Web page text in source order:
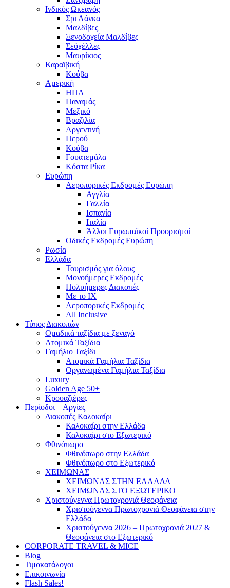
Ινδικός Ωκεανός
Σρι Λάνκα
Μαλδίβες
Ξενοδοχεία Μαλδίβες
Σεϋχέλλες
Μαυρίκιος
Καραϊβική
Κούβα
Αμερική
ΗΠΑ
Παναμάς
Μεξικό
Βραζιλία
Αργεντινή
Περού
Κούβα
Γουατεμάλα
Κόστα Ρίκα
Ευρώπη
Αεροπορικές Εκδρομές Ευρώπη
Αγγλία
Γαλλία
Ισπανία
Ιταλία
Άλλοι Ευρωπαϊκοί Προορισμοί
Οδικές Εκδρομές Ευρώπη
Ρωσία
Ελλάδα
Τουρισμός για όλους
Mονοήμερες Εκδρομές
Πολυήμερες Διακοπές
Με το ΙΧ
Αεροπορικές Εκδρομές
All Inclusive
Τύπος Διακοπών
Ομαδικά ταξίδια με ξεναγό
Ατομικά Ταξίδια
Γαμήλιο Ταξίδι
Ατομικά Γαμήλια Ταξίδια
Οργανωμένα Γαμήλια Ταξίδια
Luxury
Golden Age 50+
Κρουαζιέρες
Περίοδοι – Αργίες
Διακοπές Καλοκαίρι
Καλοκαίρι στην Ελλάδα
Καλοκαίρι στο Εξωτερικό
Φθινόπωρο
Φθινόπωρο στην Ελλάδα
Φθινόπωρο στο Εξωτερικό
ΧΕΙΜΩΝΑΣ
ΧΕΙΜΩΝΑΣ ΣΤΗΝ ΕΛΛΑΔΑ
ΧΕΙΜΩΝΑΣ ΣΤΟ ΕΞΩΤΕΡΙΚΟ
Χριστούγεννα Πρωτοχρονιά Θεοφάνεια
Χριστούγεννα Πρωτοχρονιά Θεοφάνεια στην
Ελλάδα
Χριστούγεννα 2026 – Πρωτοχρονιά 2027 &
Θεοφάνεια στο Εξωτερικό
CORPORATE TRAVEL & MICE
Blog
Τιμοκατάλογοι
Επικοινωνία
Flash Sales!